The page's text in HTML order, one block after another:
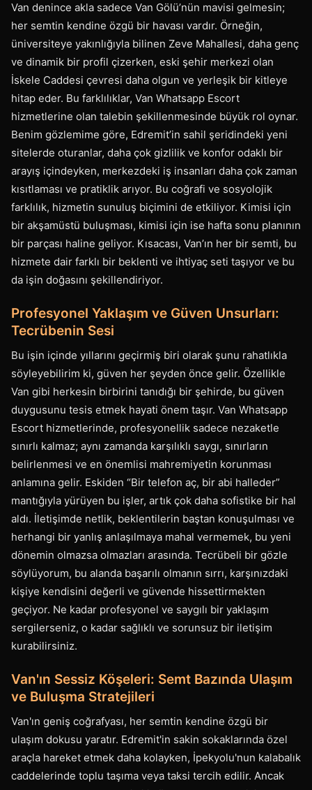
Van denince akla sadece Van Gölü’nün mavisi gelmesin;
her semtin kendine özgü bir havası vardır. Örneğin,
üniversiteye yakınlığıyla bilinen Zeve Mahallesi, daha genç
ve dinamik bir profil çizerken, eski şehir merkezi olan
İskele Caddesi çevresi daha olgun ve yerleşik bir kitleye
hitap eder. Bu farklılıklar, Van Whatsapp Escort
hizmetlerine olan talebin şekillenmesinde büyük rol oynar.
Benim gözlemime göre, Edremit’in sahil şeridindeki yeni
sitelerde oturanlar, daha çok gizlilik ve konfor odaklı bir
arayış içindeyken, merkezdeki iş insanları daha çok zaman
kısıtlaması ve pratiklik arıyor. Bu coğrafi ve sosyolojik
farklılık, hizmetin sunuluş biçimini de etkiliyor. Kimisi için
bir akşamüstü buluşması, kimisi için ise hafta sonu planının
bir parçası haline geliyor. Kısacası, Van’ın her bir semti, bu
hizmete dair farklı bir beklenti ve ihtiyaç seti taşıyor ve bu
da işin doğasını şekillendiriyor.
Profesyonel Yaklaşım ve Güven Unsurları:
Tecrübenin Sesi
Bu işin içinde yıllarını geçirmiş biri olarak şunu rahatlıkla
söyleyebilirim ki, güven her şeyden önce gelir. Özellikle
Van gibi herkesin birbirini tanıdığı bir şehirde, bu güven
duygusunu tesis etmek hayati önem taşır. Van Whatsapp
Escort hizmetlerinde, profesyonellik sadece nezaketle
sınırlı kalmaz; aynı zamanda karşılıklı saygı, sınırların
belirlenmesi ve en önemlisi mahremiyetin korunması
anlamına gelir. Eskiden “Bir telefon aç, bir abi halleder”
mantığıyla yürüyen bu işler, artık çok daha sofistike bir hal
aldı. İletişimde netlik, beklentilerin baştan konuşulması ve
herhangi bir yanlış anlaşılmaya mahal vermemek, bu yeni
dönemin olmazsa olmazları arasında. Tecrübeli bir gözle
söylüyorum, bu alanda başarılı olmanın sırrı, karşınızdaki
kişiye kendisini değerli ve güvende hissettirmekten
geçiyor. Ne kadar profesyonel ve saygılı bir yaklaşım
sergilerseniz, o kadar sağlıklı ve sorunsuz bir iletişim
kurabilirsiniz.
Van'ın Sessiz Köşeleri: Semt Bazında Ulaşım
ve Buluşma Stratejileri
Van'ın geniş coğrafyası, her semtin kendine özgü bir
ulaşım dokusu yaratır. Edremit'in sakin sokaklarında özel
araçla hareket etmek daha kolayken, İpekyolu'nun kalabalık
caddelerinde toplu taşıma veya taksi tercih edilir. Ancak